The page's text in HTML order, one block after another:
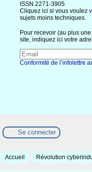
ISSN 2271-3905
Cliquez ici si vous voulez
sujets moins techniques.
Pour recevoir (au plus
site, indiquez ici votre
Conformité de l’infolettre
Se connecter
Accueil Révolution